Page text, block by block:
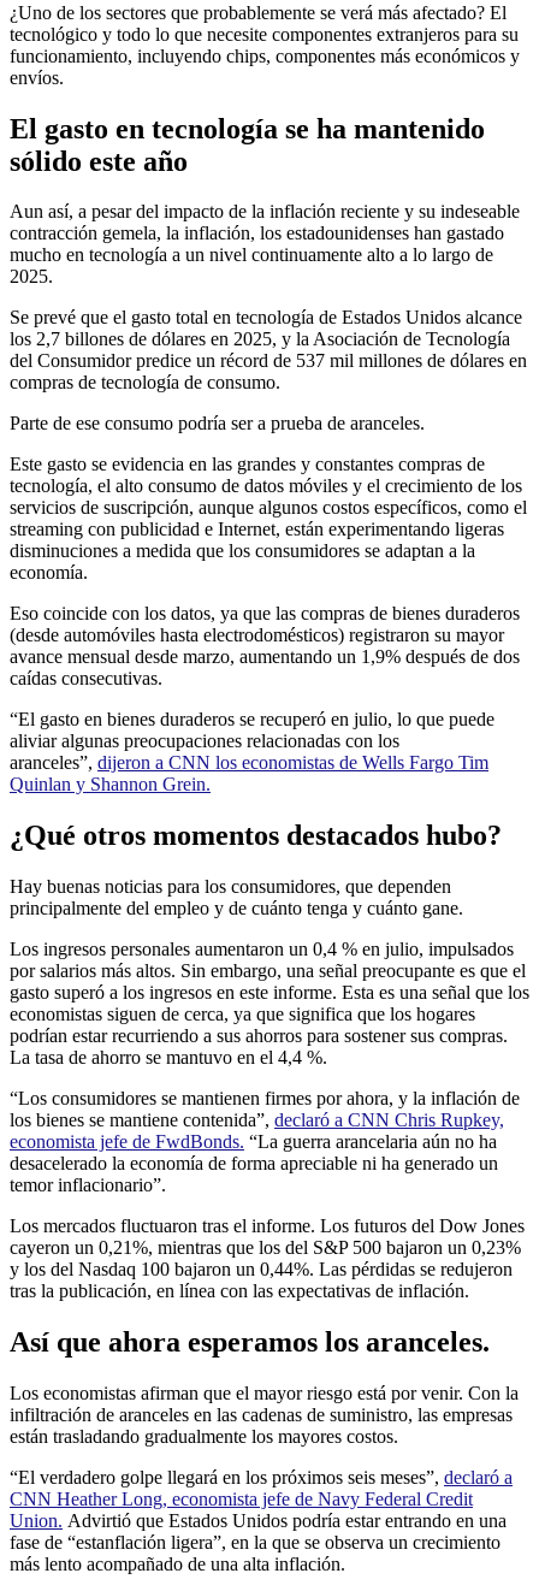
¿Uno de los sectores que probablemente se verá más afectado? El
tecnológico y todo lo que necesite componentes extranjeros para su
funcionamiento, incluyendo chips, componentes más económicos y
envíos.
El gasto en tecnología se ha mantenido
sólido este año
Aun así, a pesar del impacto de la inflación reciente y su indeseable
contracción gemela, la inflación, los estadounidenses han gastado
mucho en tecnología a un nivel continuamente alto a lo largo de
2025.
Se prevé que el gasto total en tecnología de Estados Unidos alcance
los 2,7 billones de dólares en 2025, y la Asociación de Tecnología
del Consumidor predice un récord de 537 mil millones de dólares en
compras de tecnología de consumo.
Parte de ese consumo podría ser a prueba de aranceles.
Este gasto se evidencia en las grandes y constantes compras de
tecnología, el alto consumo de datos móviles y el crecimiento de los
servicios de suscripción, aunque algunos costos específicos, como el
streaming con publicidad e Internet, están experimentando ligeras
disminuciones a medida que los consumidores se adaptan a la
economía.
Eso coincide con los datos, ya que las compras de bienes duraderos
(desde automóviles hasta electrodomésticos) registraron su mayor
avance mensual desde marzo, aumentando un 1,9% después de dos
caídas consecutivas.
“El gasto en bienes duraderos se recuperó en julio, lo que puede
aliviar algunas preocupaciones relacionadas con los
aranceles”, dijeron a CNN los economistas de Wells Fargo Tim
Quinlan y Shannon Grein.
¿Qué otros momentos destacados hubo?
Hay buenas noticias para los consumidores, que dependen
principalmente del empleo y de cuánto tenga y cuánto gane.
Los ingresos personales aumentaron un 0,4 % en julio, impulsados ​​
por salarios más altos. Sin embargo, una señal preocupante es que el
gasto superó a los ingresos en este informe. Esta es una señal que los
economistas siguen de cerca, ya que significa que los hogares
podrían estar recurriendo a sus ahorros para sostener sus compras.
La tasa de ahorro se mantuvo en el 4,4 %.
“Los consumidores se mantienen firmes por ahora, y la inflación de
los bienes se mantiene contenida”, declaró a CNN Chris Rupkey,
economista jefe de FwdBonds. “La guerra arancelaria aún no ha
desacelerado la economía de forma apreciable ni ha generado un
temor inflacionario”.
Los mercados fluctuaron tras el informe. Los futuros del Dow Jones
cayeron un 0,21%, mientras que los del S&P 500 bajaron un 0,23%
y los del Nasdaq 100 bajaron un 0,44%. Las pérdidas se redujeron
tras la publicación, en línea con las expectativas de inflación.
Así que ahora esperamos los aranceles.
Los economistas afirman que el mayor riesgo está por venir. Con la
infiltración de aranceles en las cadenas de suministro, las empresas
están trasladando gradualmente los mayores costos.
“El verdadero golpe llegará en los próximos seis meses”, declaró a
CNN Heather Long, economista jefe de Navy Federal Credit
Union. Advirtió que Estados Unidos podría estar entrando en una
fase de “estanflación ligera”, en la que se observa un crecimiento
más lento acompañado de una alta inflación.